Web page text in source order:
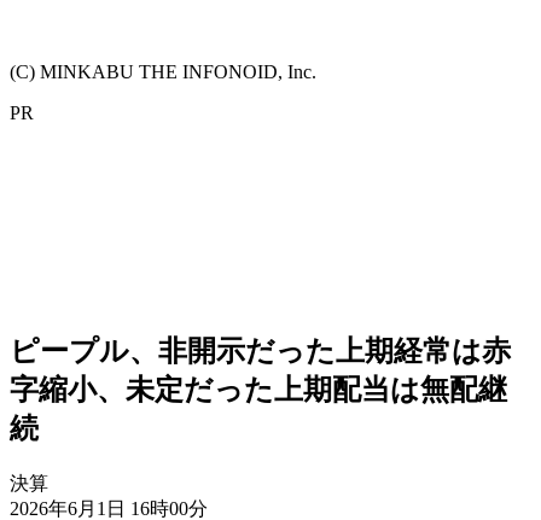
(C) MINKABU THE INFONOID, Inc.
PR
ピープル、非開示だった上期経常は赤
字縮小、未定だった上期配当は無配継
続
決算
2026年6月1日 16時00分